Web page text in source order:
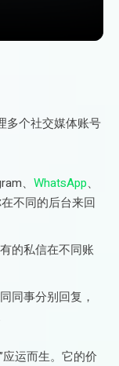
多个社交媒体账号
、 WhatsApp、
不同的后台来回
的私信在不同账
同事分别回复，
”应运而生。它的价